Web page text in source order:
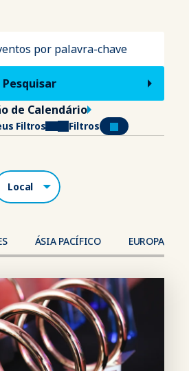
de Calendário
Filtros Filtros
ÁSIA PACÍFICO EUROPA,